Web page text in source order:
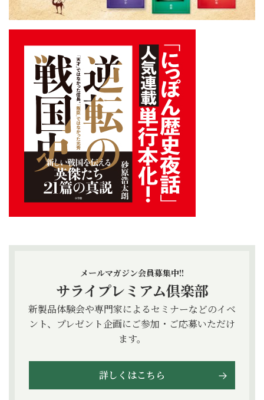
メールマガジン会員募集中!!
サライプレミアム倶楽部
新製品体験会や専門家によるセミナーなどのイベ
ント、プレゼント企画にご参加・ご応募いただけ
ます。
詳しくはこちら